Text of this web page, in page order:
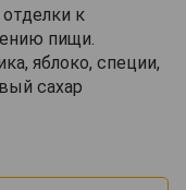
к
пищи.
яблоко, специи,
сахар